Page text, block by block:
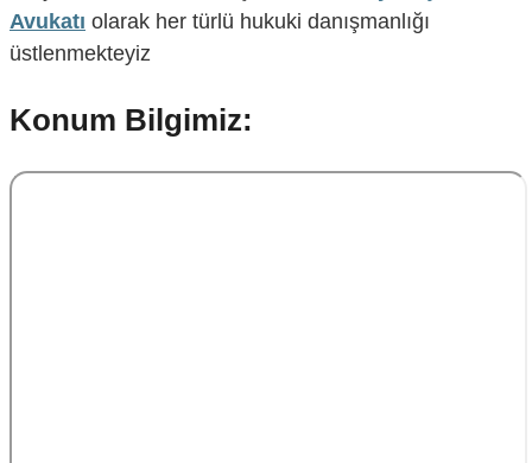
Avukatı olarak her türlü hukuki danışmanlığı
üstlenmekteyiz
Konum Bilgimiz: